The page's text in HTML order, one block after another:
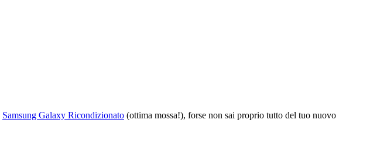
Samsung Galaxy Ricondizionato (ottima mossa!), forse non sai proprio tutto del tuo nuovo